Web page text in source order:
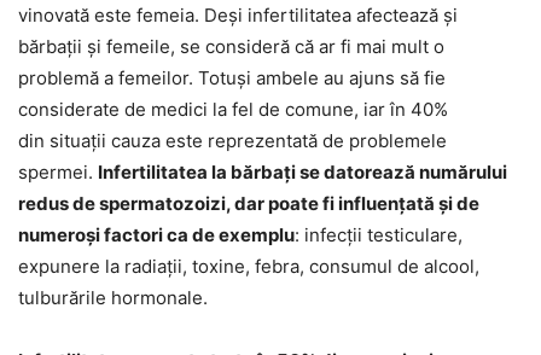
vinovată este femeia. Deși infertilitatea afectează și
bărbații și femeile, se consideră că ar fi mai mult o
problemă a femeilor. Totuși ambele au ajuns să fie
considerate de medici la fel de comune, iar în 40%
din situații cauza este reprezentată de problemele
spermei. Infertilitatea la bărbați se datorează numărului
redus de spermatozoizi, dar poate fi influențată și de
numeroși factori ca de exemplu: infecții testiculare,
expunere la radiații, toxine, febra, consumul de alcool,
tulburările hormonale.